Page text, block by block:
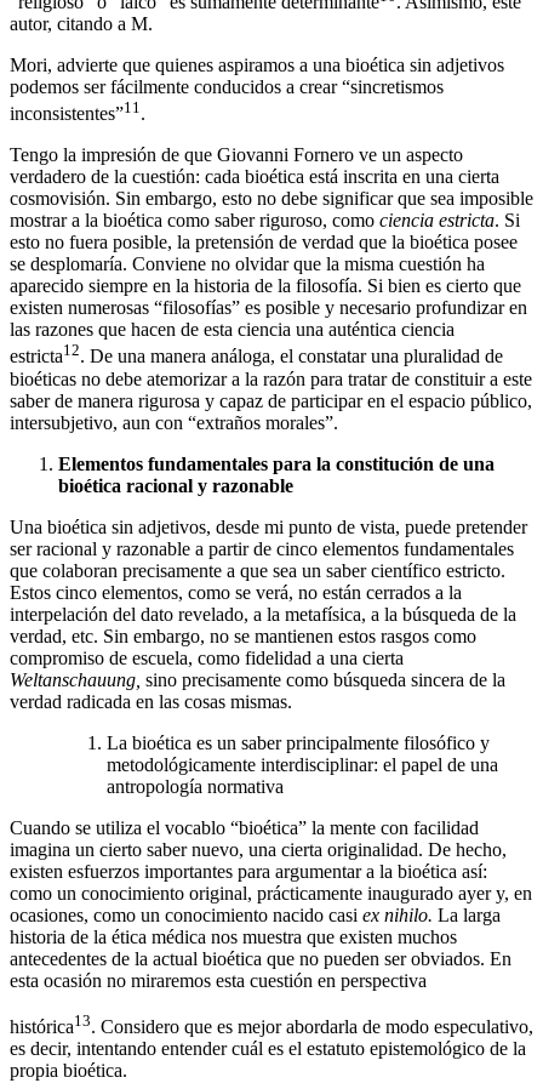
autor, citando a M.
Mori, advierte que quienes aspiramos a una bioética sin adjetivos
podemos ser fácilmente conducidos a crear “sincretismos
inconsistentes”11.
Tengo la impresión de que Giovanni Fornero ve un aspecto
verdadero de la cuestión: cada bioética está inscrita en una cierta
cosmovisión. Sin embargo, esto no debe significar que sea imposible
mostrar a la bioética como saber riguroso, como ciencia estricta. Si
esto no fuera posible, la pretensión de verdad que la bioética posee
se desplomaría. Conviene no olvidar que la misma cuestión ha
aparecido siempre en la historia de la filosofía. Si bien es cierto que
existen numerosas “filosofías” es posible y necesario profundizar en
las razones que hacen de esta ciencia una auténtica ciencia
estricta12. De una manera análoga, el constatar una pluralidad de
bioéticas no debe atemorizar a la razón para tratar de constituir a este
saber de manera rigurosa y capaz de participar en el espacio público,
intersubjetivo, aun con “extraños morales”.
Elementos fundamentales para la constitución de una
bioética racional y razonable
Una bioética sin adjetivos, desde mi punto de vista, puede pretender
ser racional y razonable a partir de cinco elementos fundamentales
que colaboran precisamente a que sea un saber científico estricto.
Estos cinco elementos, como se verá, no están cerrados a la
interpelación del dato revelado, a la metafísica, a la búsqueda de la
verdad, etc. Sin embargo, no se mantienen estos rasgos como
compromiso de escuela, como fidelidad a una cierta
Weltanschauung, sino precisamente como búsqueda sincera de la
verdad radicada en las cosas mismas.
La bioética es un saber principalmente filosófico y
metodológicamente interdisciplinar: el papel de una
antropología normativa
Cuando se utiliza el vocablo “bioética” la mente con facilidad
imagina un cierto saber nuevo, una cierta originalidad. De hecho,
existen esfuerzos importantes para argumentar a la bioética así:
como un conocimiento original, prácticamente inaugurado ayer y, en
ocasiones, como un conocimiento nacido casi ex nihilo. La larga
historia de la ética médica nos muestra que existen muchos
antecedentes de la actual bioética que no pueden ser obviados. En
esta ocasión no miraremos esta cuestión en perspectiva
histórica13. Considero que es mejor abordarla de modo especulativo,
es decir, intentando entender cuál es el estatuto epistemológico de la
propia bioética.